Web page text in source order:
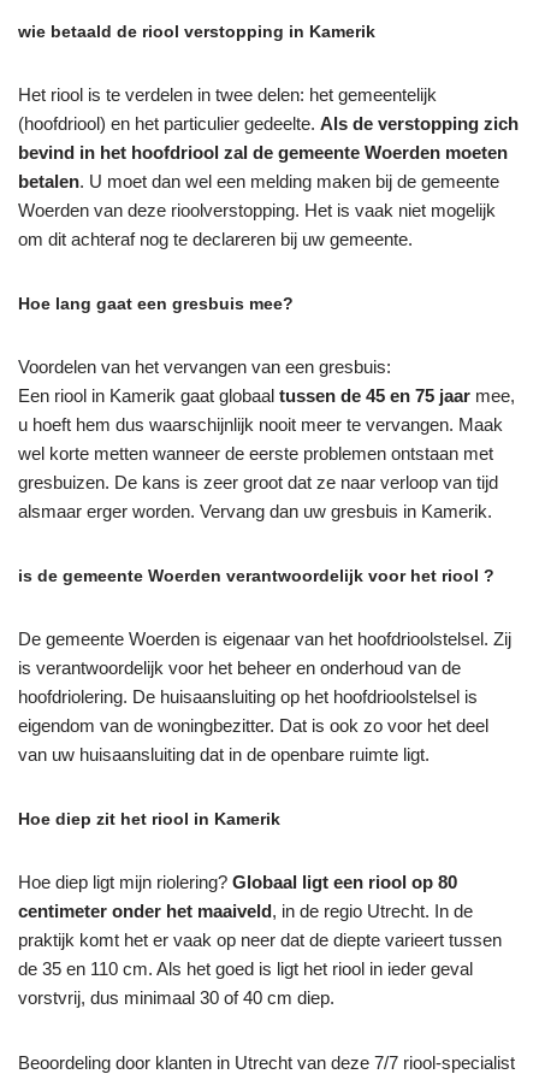
wie betaald de riool verstopping in Kamerik
Het riool is te verdelen in twee delen: het gemeentelijk
(hoofdriool) en het particulier gedeelte. Als de verstopping zich
bevind in het hoofdriool zal de gemeente Woerden moeten
betalen. U moet dan wel een melding maken bij de gemeente
Woerden van deze rioolverstopping. Het is vaak niet mogelijk
om dit achteraf nog te declareren bij uw gemeente.
Hoe lang gaat een gresbuis mee?
Voordelen van het vervangen van een gresbuis:
Een riool in Kamerik gaat globaal tussen de 45 en 75 jaar mee,
u hoeft hem dus waarschijnlijk nooit meer te vervangen. Maak
wel korte metten wanneer de eerste problemen ontstaan met
gresbuizen. De kans is zeer groot dat ze naar verloop van tijd
alsmaar erger worden. Vervang dan uw gresbuis in Kamerik.
is de gemeente Woerden verantwoordelijk voor het riool ?
De gemeente Woerden is eigenaar van het hoofdrioolstelsel. Zij
is verantwoordelijk voor het beheer en onderhoud van de
hoofdriolering. De huisaansluiting op het hoofdrioolstelsel is
eigendom van de woningbezitter. Dat is ook zo voor het deel
van uw huisaansluiting dat in de openbare ruimte ligt.
Hoe diep zit het riool in Kamerik
Hoe diep ligt mijn riolering? Globaal ligt een riool op 80
centimeter onder het maaiveld, in de regio Utrecht. In de
praktijk komt het er vaak op neer dat de diepte varieert tussen
de 35 en 110 cm. Als het goed is ligt het riool in ieder geval
vorstvrij, dus minimaal 30 of 40 cm diep.
Beoordeling door klanten in Utrecht van deze 7/7 riool-specialist